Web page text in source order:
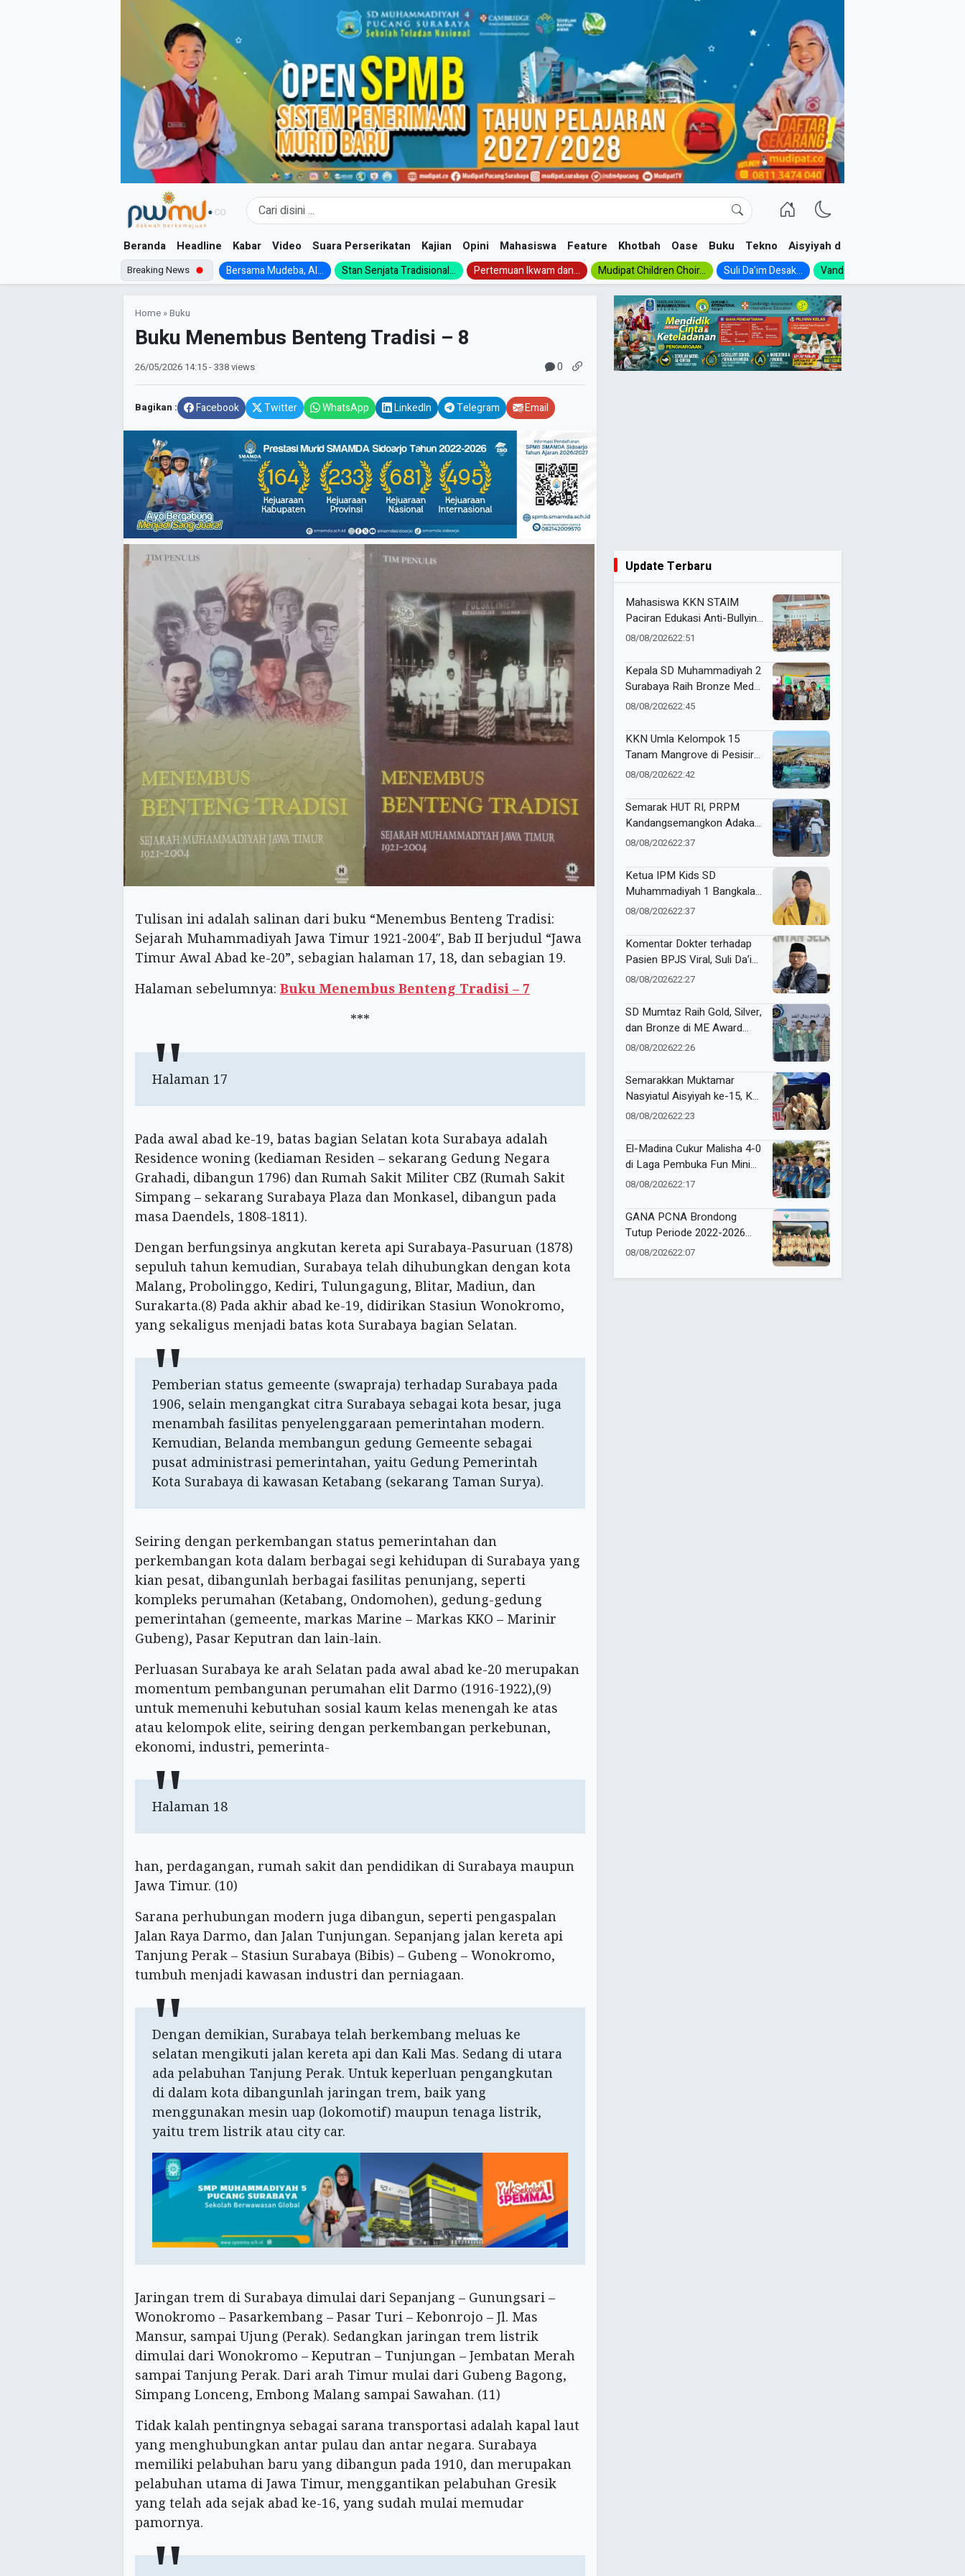
Beranda Headline Kabar Video Suara Perserikatan Kajian Opini Mahasiswa Feature Khotbah Oase Buku Tekno Aisyiyah dan NA
Breaking News Bersama Mudeba, Al... Stan Senjata Tradisional... Pertemuan Ikwam dan... Mudipat Children Choir... Suli Da’im Desak... Vanda, Siswa SMK...
Home »Buku
Buku Menembus Benteng Tradisi – 8
26/05/2026 14:15- 338 views 0
Bagikan : Facebook Twitter WhatsApp LinkedIn Telegram Email
Tulisan ini adalah salinan dari buku “Menembus Benteng Tradisi:
Sejarah Muhammadiyah Jawa Timur 1921-2004″, Bab II berjudul “Jawa
Timur Awal Abad ke-20”, sebagian halaman 17, 18, dan sebagian 19.
Halaman sebelumnya: Buku Menembus Benteng Tradisi – 7
***
Halaman 17
Pada awal abad ke-19, batas bagian Selatan kota Surabaya adalah
Residence woning (kediaman Residen – sekarang Gedung Negara
Grahadi, dibangun 1796) dan Rumah Sakit Militer CBZ (Rumah Sakit
Simpang – sekarang Surabaya Plaza dan Monkasel, dibangun pada
masa Daendels, 1808-1811).
Dengan berfungsinya angkutan kereta api Surabaya-Pasuruan (1878)
sepuluh tahun kemudian, Surabaya telah dihubungkan dengan kota
Malang, Probolinggo, Kediri, Tulungagung, Blitar, Madiun, dan
Surakarta.(8) Pada akhir abad ke-19, didirikan Stasiun Wonokromo,
yang sekaligus menjadi batas kota Surabaya bagian Selatan.
Pemberian status gemeente (swapraja) terhadap Surabaya pada
1906, selain mengangkat citra Surabaya sebagai kota besar, juga
menambah fasilitas penyelenggaraan pemerintahan modern.
Kemudian, Belanda membangun gedung Gemeente sebagai
pusat administrasi pemerintahan, yaitu Gedung Pemerintah
Kota Surabaya di kawasan Ketabang (sekarang Taman Surya).
Seiring dengan perkembangan status pemerintahan dan
perkembangan kota dalam berbagai segi kehidupan di Surabaya yang
kian pesat, dibangunlah berbagai fasilitas penunjang, seperti
kompleks perumahan (Ketabang, Ondomohen), gedung-gedung
pemerintahan (gemeente, markas Marine – Markas KKO – Marinir
Gubeng), Pasar Keputran dan lain-lain.
Perluasan Surabaya ke arah Selatan pada awal abad ke-20 merupakan
momentum pembangunan perumahan elit Darmo (1916-1922),(9)
untuk memenuhi kebutuhan sosial kaum kelas menengah ke atas
atau kelompok elite, seiring dengan perkembangan perkebunan,
ekonomi, industri, pemerinta-
Halaman 18
han, perdagangan, rumah sakit dan pendidikan di Surabaya maupun
Jawa Timur. (10)
Sarana perhubungan modern juga dibangun, seperti pengaspalan
Jalan Raya Darmo, dan Jalan Tunjungan. Sepanjang jalan kereta api
Tanjung Perak – Stasiun Surabaya (Bibis) – Gubeng – Wonokromo,
tumbuh menjadi kawasan industri dan perniagaan.
Dengan demikian, Surabaya telah berkembang meluas ke
selatan mengikuti jalan kereta api dan Kali Mas. Sedang di utara
ada pelabuhan Tanjung Perak. Untuk keperluan pengangkutan
di dalam kota dibangunlah jaringan trem, baik yang
menggunakan mesin uap (lokomotif) maupun tenaga listrik,
yaitu trem listrik atau city car.
Jaringan trem di Surabaya dimulai dari Sepanjang – Gunungsari –
Wonokromo – Pasarkembang – Pasar Turi – Kebonrojo – Jl. Mas
Mansur, sampai Ujung (Perak). Sedangkan jaringan trem listrik
dimulai dari Wonokromo – Keputran – Tunjungan – Jembatan Merah
sampai Tanjung Perak. Dari arah Timur mulai dari Gubeng Bagong,
Simpang Lonceng, Embong Malang sampai Sawahan. (11)
Tidak kalah pentingnya sebagai sarana transportasi adalah kapal laut
yang menghubungkan antar pulau dan antar negara. Surabaya
memiliki pelabuhan baru yang dibangun pada 1910, dan merupakan
pelabuhan utama di Jawa Timur, menggantikan pelabuhan Gresik
yang telah ada sejak abad ke-16, yang sudah mulai memudar
pamornya.
Update Terbaru
Mahasiswa KKN STAIM
Paciran Edukasi Anti-Bullying
di SDN Tamanprijek,
08/08/202622:51
Kepala SD Muhammadiyah 2
Surabaya Raih Bronze Medal
di ME Award 2026
08/08/202622:45
KKN Umla Kelompok 15
Tanam Mangrove di Pesisir
Tunggul, Dorong Warga Jaga
08/08/202622:42
Semarak HUT RI, PRPM
Kandangsemangkon Adakan
Liga Kemerdekaan 2026
08/08/202622:37
Ketua IPM Kids SD
Muhammadiyah 1 Bangkalan
Raih Gold Medal ME Award
08/08/202622:37
Komentar Dokter terhadap
Pasien BPJS Viral, Suli Da’im:
Jangan Lukai Kepercayaan
08/08/202622:27
SD Mumtaz Raih Gold, Silver,
dan Bronze di ME Award
2026
08/08/202622:26
Semarakkan Muktamar
Nasyiatul Aisyiyah ke-15, KL
Lazismu NA Jawa Timur
Spot Foto Cermin Cembung
Kekinian
08/08/202622:23
El-Madina Cukur Malisha 4-0
di Laga Pembuka Fun Mini
Soccer 4 Dasawarsa Al-
08/08/202622:17
GANA PCNA Brondong
Tutup Periode 2022-2026
dengan Roadshow ke Solo
08/08/202622:07